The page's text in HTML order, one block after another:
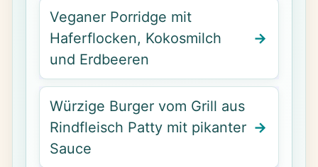
Veganer Porridge mit
Haferflocken, Kokosmilch
und Erdbeeren
Würzige Burger vom Grill aus
Rindfleisch Patty mit pikanter
Sauce